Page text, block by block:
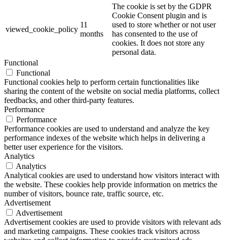
viewed_cookie_policy
11
months
The cookie is set by the GDPR
Cookie Consent plugin and is
used to store whether or not user
has consented to the use of
cookies. It does not store any
personal data.
Functional
Functional
Functional cookies help to perform certain functionalities like
sharing the content of the website on social media platforms, collect
feedbacks, and other third-party features.
Performance
Performance
Performance cookies are used to understand and analyze the key
performance indexes of the website which helps in delivering a
better user experience for the visitors.
Analytics
Analytics
Analytical cookies are used to understand how visitors interact with
the website. These cookies help provide information on metrics the
number of visitors, bounce rate, traffic source, etc.
Advertisement
Advertisement
Advertisement cookies are used to provide visitors with relevant ads
and marketing campaigns. These cookies track visitors across